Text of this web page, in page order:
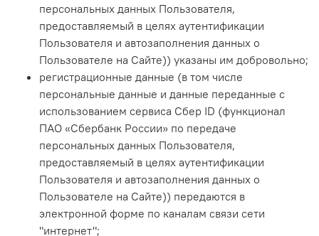
персональных данных Пользователя,
предоставляемый в целях аутентификации
Пользователя и автозаполнения данных о
Пользователе на Сайте)) указаны им добровольно;
регистрационные данные (в том числе
персональные данные и данные переданные с
использованием сервиса Сбер ID (функционал
ПАО «Сбербанк России» по передаче
персональных данных Пользователя,
предоставляемый в целях аутентификации
Пользователя и автозаполнения данных о
Пользователе на Сайте)) передаются в
электронной форме по каналам связи сети
"интернет";